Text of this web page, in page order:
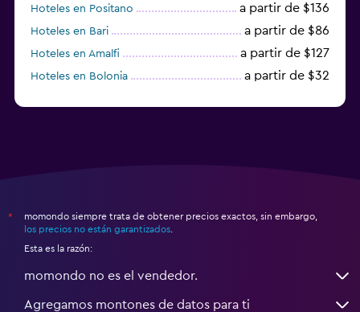
Hoteles en Positano a partir de $136
Hoteles en Bari a partir de $86
Hoteles en Amalfi a partir de $127
Hoteles en Bolonia a partir de $32
*
momondo siempre trata de obtener precios exactos, sin embargo,
los precios no están garantizados
Esta es la razón:
momondo no es el vendedor.
Agregamos montones de datos para ti